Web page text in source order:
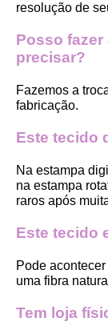
resolução de
Posso
precisar?
Fazemos a
fabricação.
Este tecido
Na estampa
na estampa
raros após
Este tecido
Pode
uma fibra
Tem loja